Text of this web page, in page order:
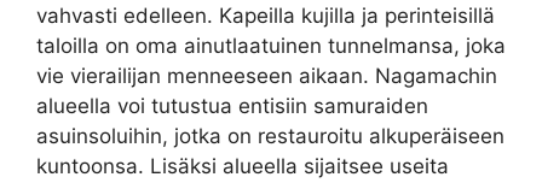
vahvasti edelleen. Kapeilla kujilla ja perinteisillä
taloilla on oma ainutlaatuinen tunnelmansa, joka
vie vierailijan menneeseen aikaan. Nagamachin
alueella voi tutustua entisiin samuraiden
asuinsoluihin, jotka on restauroitu alkuperäiseen
kuntoonsa. Lisäksi alueella sijaitsee useita